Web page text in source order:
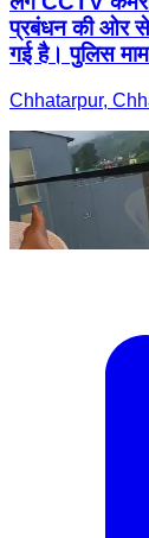
प्रबंधन की ओर से
गई है। पुलिस
Chhatarpur,